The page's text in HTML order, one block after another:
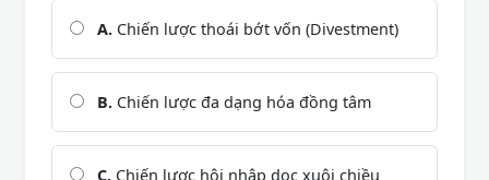
A. Chiến lược thoái bớt vốn (Divestment)
B. Chiến lược đa dạng hóa đồng tâm
C. Chiến lược hội nhập dọc xuôi chiều